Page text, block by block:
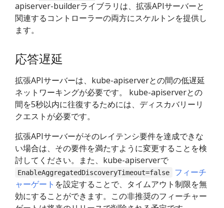
apiserver-builderライブラリは、拡張APIサーバーと
関連するコントローラーの両方にスケルトンを提供し
ます。
応答遅延
拡張APIサーバーは、kube-apiserverとの間の低遅延
ネットワーキングが必要です。 kube-apiserverとの
間を5秒以内に往復するためには、ディスカバリーリ
クエストが必要です。
拡張APIサーバーがそのレイテンシ要件を達成できな
い場合は、その要件を満たすように変更することを検
討してください。また、kube-apiserverで
EnableAggregatedDiscoveryTimeout=false
フィーチ
ャーゲート を設定することで、タイムアウト制限を無
効にすることができます。この非推奨のフィーチャー